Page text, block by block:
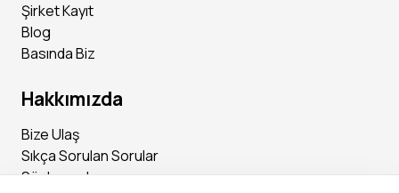
Şirket Kayıt
Blog
Basında Biz
Hakkımızda
Bize Ulaş
Sıkça Sorulan Sorular
Sözleşmeler